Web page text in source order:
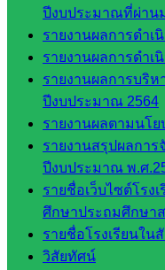
ปีงบประมาณที่ผ่าน
รายงานผลการดำ
รายงานผลการดำเ
รายงานผลการบริ
ปีงบประมาณ 2564
รายงานผลตามนโย
รายงานสรุปผลกา
ปีงบประมาณ พ.ศ
รายชื่อเว็บไซต์โรง
ศึกษาประถมศึกษาส
รายชื่อโรงเรียนใน
วิสัยทัศน์
สอบถามได้นะคะ
Tel 037-232263: